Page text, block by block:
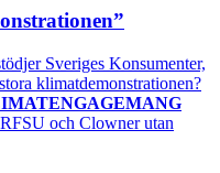
Sveriges Konsumenter,
klimatdemonstrationen?
och Clowner utan